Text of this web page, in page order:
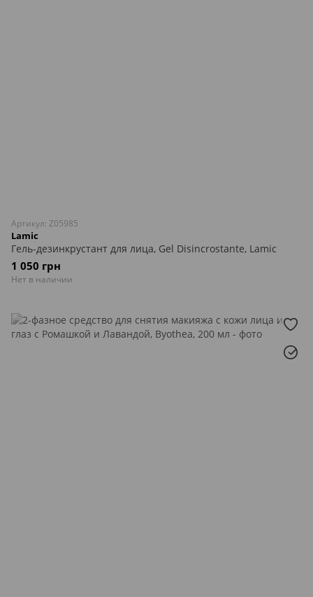
Артикул: Z05985
Lamic
Гель-дезинкрустант для лица, Gel Disincrostante, Lamic
1 050 грн
Нет в наличии